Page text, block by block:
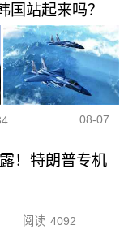
国站起来吗？
08-07
！特朗普专机
阅读 4092